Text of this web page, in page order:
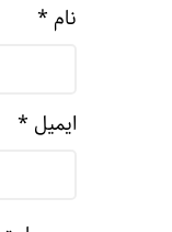
نام *
ایمیل *